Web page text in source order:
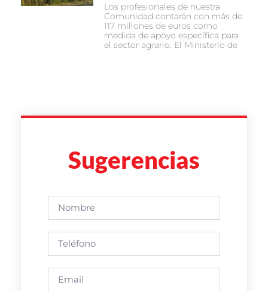
Los profesionales de nuestra
Comunidad contarán con más de
117 millones de euros como
medida de apoyo específica para
el sector agrario. El Ministerio de
Sugerencias